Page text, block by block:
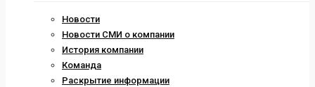
Новости
Новости СМИ о компании
История компании
Команда
Раскрытие информации